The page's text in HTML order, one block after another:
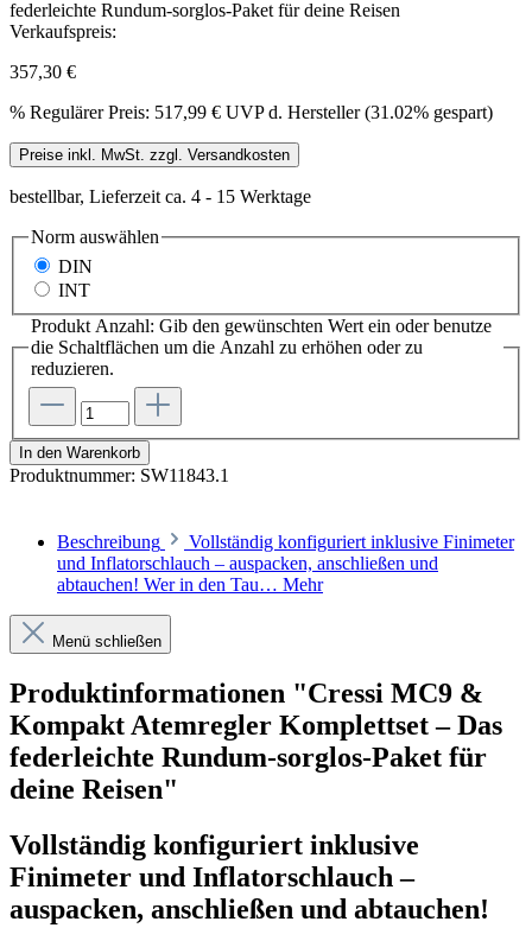
Verkaufspreis:
357,30 €
% Regulärer Preis: 517,99 € UVP d. Hersteller (31.02% gespart)
Preise inkl. MwSt. zzgl. Versandkosten
bestellbar, Lieferzeit ca. 4 - 15 Werktage
Norm auswählen
DIN
INT
Produkt Anzahl: Gib den gewünschten Wert ein oder benutze
die Schaltflächen um die Anzahl zu erhöhen oder zu
reduzieren.
In den Warenkorb
Produktnummer: SW11843.1
Beschreibung
Vollständig konfiguriert inklusive Finimeter
und Inflatorschlauch – auspacken, anschließen und
abtauchen! Wer in den Tau… Mehr
Menü schließen
Produktinformationen "Cressi MC9 &
Kompakt Atemregler Komplettset – Das
federleichte Rundum-sorglos-Paket für
deine Reisen"
Vollständig konfiguriert inklusive
Finimeter und Inflatorschlauch –
auspacken, anschließen und abtauchen!